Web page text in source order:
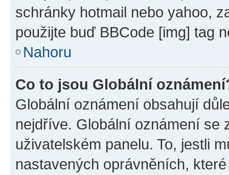
schránky hotmail nebo yahoo,
použijte buď BBCode [img] tag
Nahoru
Co to jsou Globální
Globální oznámení obsahují
nejdříve. Globální oznámení se
uživatelském panelu. To, jestli
nastavených oprávněních,